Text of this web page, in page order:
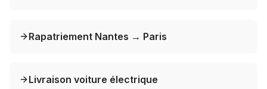
Rapatriement Nantes → Paris
Livraison voiture électrique